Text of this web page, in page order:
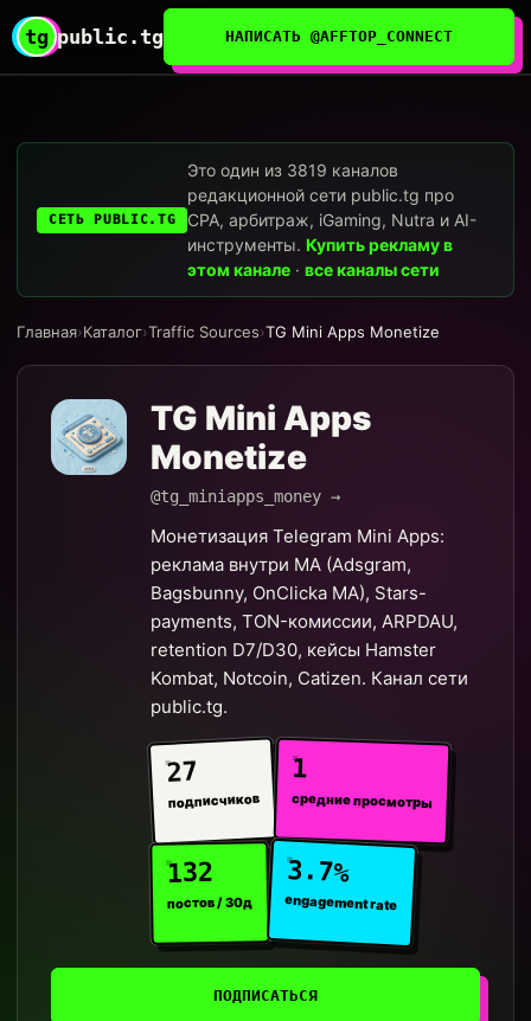
tg public.tg НАПИСАТЬ @AFFTOP_CONNECT
СЕТЬ PUBLIC.TG
Это один из 3819 каналов
редакционной сети public.tg про
CPA, арбитраж, iGaming, Nutra и AI-
инструменты.Купить рекламу в
этом канале ·все каналы сети
Главная›Каталог›Traffic Sources›TG Mini Apps Monetize
TG Mini Apps
Monetize
@tg_miniapps_money →
Монетизация Telegram Mini Apps:
реклама внутри MA (Adsgram,
Bagsbunny, OnClicka MA), Stars-
payments, TON-комиссии, ARPDAU,
retention D7/D30, кейсы Hamster
Kombat, Notcoin, Catizen. Канал сети
public.tg.
27
подписчиков
1
средние просмотры
132
постов / 30д
3.7%
engagement rate
ПОДПИСАТЬСЯ